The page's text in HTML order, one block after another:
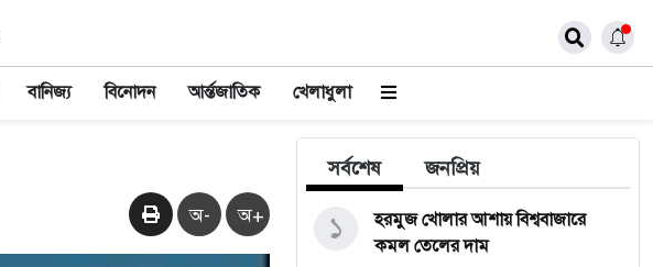
বানিজ্য বিনোদন আর্ন্তজাতিক খেলাধুলা
অ- অ+
সর্বশেষ জনপ্রিয়
হরমুজ খোলার আশায় বিশ্ববাজারে
কমল তেলের দাম
১